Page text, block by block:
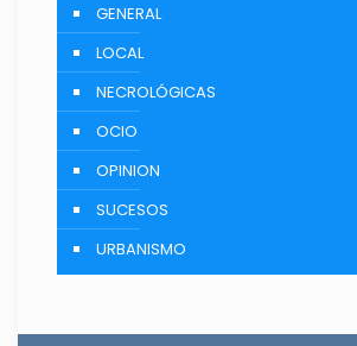
GENERAL
LOCAL
NECROLÓGICAS
OCIO
OPINION
SUCESOS
URBANISMO